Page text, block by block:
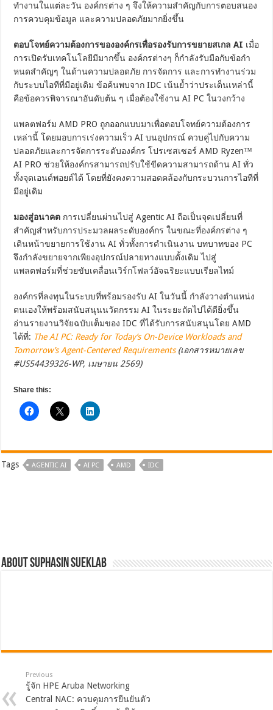
ทำงานในแต่ละวัน องค์กรต่าง ๆ จึงให้ความสำคัญกับการตอบสนอง
การควบคุมข้อมูล และความปลอดภัยมากยิ่งขึ้น
ตอบโจทย์ความต้องการขององค์กรเพื่อรองรับการขยายสเกล AI เมื่อ
การเปิดรับเทคโนโลยีมีมากขึ้น องค์กรต่างๆ ก็กำลังรับมือกับข้อกำ
หนดสำคัญๆ ในด้านความปลอดภัย การจัดการ และการทำงานร่วม
กับระบบไอทีที่มีอยู่เดิม ข้อค้นพบจาก IDC เน้นย้ำว่าประเด็นเหล่านี้
คือข้อควรพิจารณาอันดับต้น ๆ เมื่อต้องใช้งาน AI PC ในวงกว้าง
แพลตฟอร์ม AMD PRO ถูกออกแบบมาเพื่อตอบโจทย์ความต้องการ
เหล่านี้ โดยมอบการเร่งความเร็ว AI บนอุปกรณ์ ควบคู่ไปกับความ
ปลอดภัยและการจัดการระดับองค์กร โปรเซสเซอร์ AMD Ryzen™
AI PRO ช่วยให้องค์กรสามารถปรับใช้ขีดความสามารถด้าน AI ทั่ว
ทั้งจุดเอนด์พอยต์ได้ โดยที่ยังคงความสอดคล้องกับกระบวนการไอทีที่
มีอยู่เดิม
มองสู่อนาคต การเปลี่ยนผ่านไปสู่ Agentic AI ถือเป็นจุดเปลี่ยนที่
สำคัญสำหรับการประมวลผลระดับองค์กร ในขณะที่องค์กรต่าง ๆ
เดินหน้าขยายการใช้งาน AI ทั่วทั้งการดำเนินงาน บทบาทของ PC
จึงกำลังขยายจากเพียงอุปกรณ์ปลายทางแบบดั้งเดิม ไปสู่
แพลตฟอร์มที่ช่วยขับเคลื่อนเวิร์กโฟลว์อัจฉริยะแบบเรียลไทม์
องค์กรที่ลงทุนในระบบที่พร้อมรองรับ AI ในวันนี้ กำลังวางตำแหน่ง
ตนเองให้พร้อมสนับสนุนนวัตกรรม AI ในระยะถัดไปได้ดียิ่งขึ้น
อ่านรายงานวิจัยฉบับเต็มของ IDC ที่ได้รับการสนับสนุนโดย AMD
ได้ที่: The AI PC: Ready for Today’s On-Device Workloads and
Tomorrow’s Agent-Centered Requirements(เอกสารหมายเลข
#US54439326-WP, เมษายน 2569)
Share this:
Tags AGENTIC AI AI PC AMD IDC
About Suphasin Sueklab
Previous
รู้จัก HPE Aruba Networking
Central NAC: ควบคุมการยืนยันตัว